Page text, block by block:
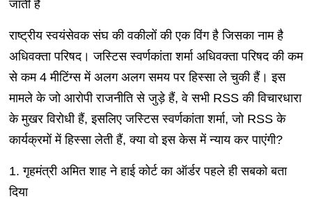
जाती हैं
राष्ट्रीय स्वयंसेवक संघ की वकीलों की एक विंग है जिसका नाम है
अधिवक्ता परिषद। जस्टिस स्वर्णकांता शर्मा अधिवक्ता परिषद की कम
से कम 4 मीटिंग्स में अलग अलग समय पर हिस्सा ले चुकी हैं। इस
मामले के जो आरोपी राजनीति से जुड़े हैं, वे सभी RSS की विचारधारा
के मुखर विरोधी हैं, इसलिए जस्टिस स्वर्णकांता शर्मा, जो RSS के
कार्यक्रमों में हिस्सा लेती हैं, क्या वो इस केस में न्याय कर पाएंगी?
1. गृहमंत्री अमित शाह ने हाई कोर्ट का ऑर्डर पहले ही सबको बता
दिया